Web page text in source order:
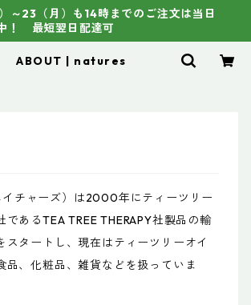
～23（月）も14時までのご注文は当日
！ 最短翌日配達可
ABOUT | natures
イチャーズ）は2000年にティーツリー
であるTEA TREE THERAPY社製品の輸
スタートし、現在はティーツリーオイ
品、化粧品、雑貨などを扱っていま